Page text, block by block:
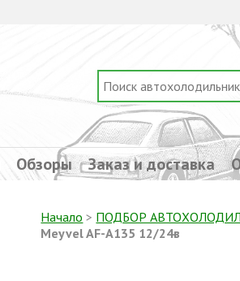
Обзоры Заказ и доставка
Начало > ПОДБОР
Meyvel AF-A135 12/24в